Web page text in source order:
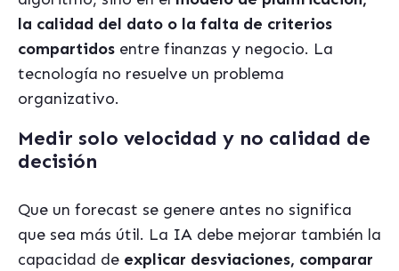
la calidad del dato o la falta de criterios
compartidos entre finanzas y negocio. La
tecnología no resuelve un problema
organizativo.
Medir solo velocidad y no calidad de
decisión
Que un forecast se genere antes no significa
que sea más útil. La IA debe mejorar también la
capacidad de explicar desviaciones, comparar